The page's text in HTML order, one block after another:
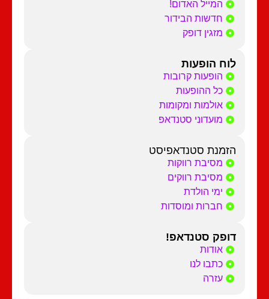
המייל האדום!
חדשות הבידור
מזגין דופק
לוח הופעות
הופעות קרובות
כל ההופעות
אולמות ומקומות
מועדוני סטנדאפ
הזמנת סטנדאפיסט
מסיבת רווקות
מסיבת רווקים
ימי הולדת
חברות ומוסדות
דופק סטנדאפ!
אודות
כתבו לנו
עזרה